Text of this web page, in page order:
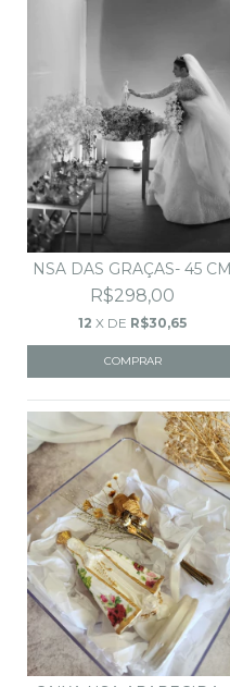
NSA DAS GRAÇAS- 45 CM
R$298,00
12 X DE R$30,65